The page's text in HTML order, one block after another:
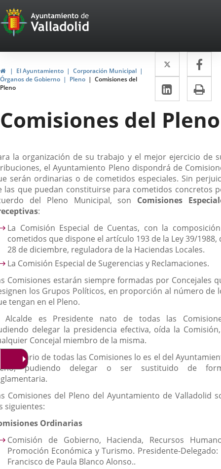
Portal
Web
del
Ayuntamiento
de
Valladolid
InicioEl Ayuntamiento
Corporación Municipal
Órganos de Gobierno
Pleno
Comisiones del
Pleno
Twitter
Enlace
a
una
externa.
a
LinkedIn
Enlace
a
una
externa.
Comisiones del Pleno
la organización de su trabajo y el mejor ejercicio de
el Ayuntamiento Pleno dispondrá de
serán ordinarias o de cometidos especiales. Sin
las que puedan constituirse para cometidos concretos
del Pleno Municipal, son Comisiones
:
La Comisión Especial de Cuentas, con la
cometidos que dispone el artículo 193 de la Ley 39/1988,
28 de diciembre, reguladora de la Haciendas Locales.
La Comisión Especial de Sugerencias y Reclamaciones.
Comisiones estarán siempre formadas por Concejales
los Grupos Políticos, en proporción al número de
tengan en el Pleno.
Alcalde es Presidente nato de todas las
delegar la presidencia efectiva, oída la
Concejal miembro de la misma.
Secretario de todas las Comisiones lo es el del
pudiendo delegar o ser sustituido de
Comisiones del Pleno del Ayuntamiento de Valladolid
siguientes:
Ordinarias
Comisión de Gobierno, Hacienda, Recursos
Promoción Económica y Turismo. Presidente-Delegado:
Francisco de Paula Blanco Alonso..